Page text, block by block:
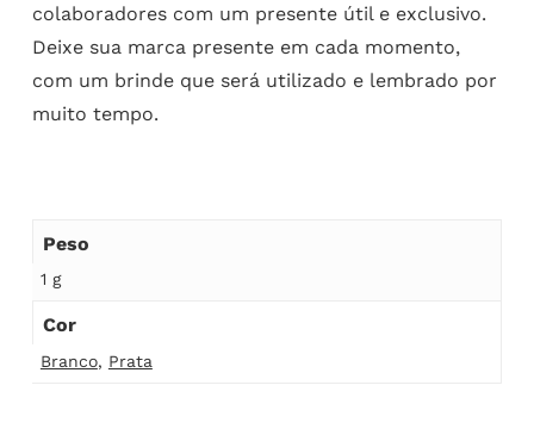
colaboradores com um presente útil e exclusivo.
Deixe sua marca presente em cada momento,
com um brinde que será utilizado e lembrado por
muito tempo.
Peso
1 g
Cor
Branco, Prata